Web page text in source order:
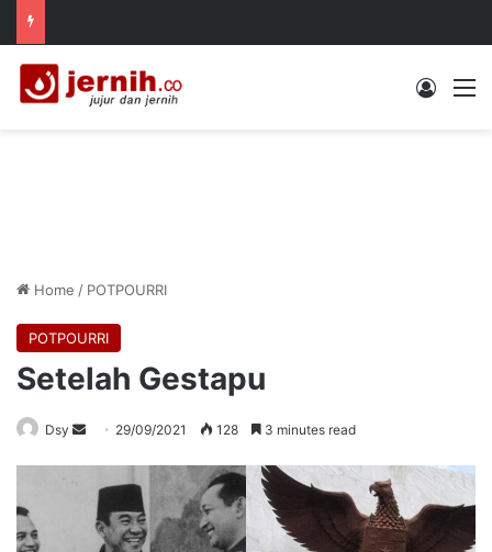
Log In
Home / POTPOURRI
POTPOURRI
Setelah Gestapu
Dsy
Send 29/09/2021 128 3 minutes read